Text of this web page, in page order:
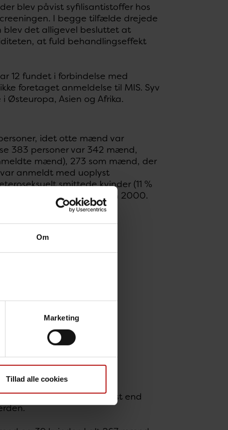
Om
Marketing
Tillad alle cookies
blev påvist syfilisantistoffer hos
I begge tilfælde drejede
blev det alligevel besluttet at
at fuld behandlingseffekt
12 fundet i forbindelse med
foretaget anmeldelse til MIS. Syv
Østeuropa, Asien og Afrika.
idet otte mænd var
383 personer var 342 mænd,
mænd), 273 som mænd, der
anmeldt med uoplyst
smittede kvinder (11 %
overført syfilis siden 2000.
fire var
af anden herkomst end